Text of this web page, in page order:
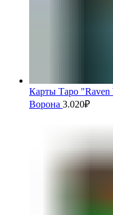
Карты Таро "Raven
Ворона 3.020₽